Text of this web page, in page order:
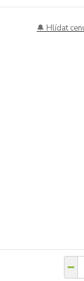
🔔 Hlídat